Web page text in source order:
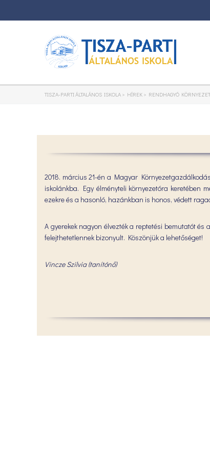
TISZA-PARTI ÁLTALÁNOS ISKOLA > HÍREK > RENDHAGYÓ
2018. március 21-én a Magyar
iskolánkba. Egy élményteli környezetóra keretében
ezekre és a hasonló, hazánkban is honos, védett
A gyerekek nagyon élvezték a reptetési bemutatót
felejthetetlennek bizonyult. Köszönjük a lehetőséget!
Vincze Szilvia (tanítónő)